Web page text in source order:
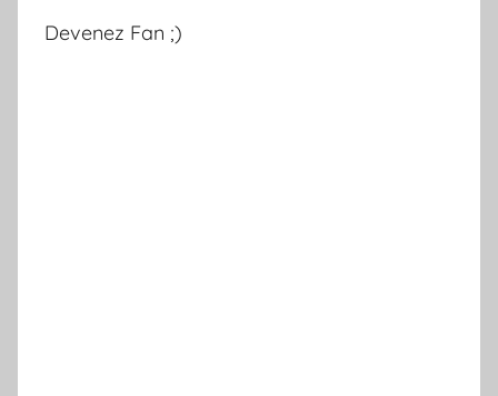
Devenez Fan ;)